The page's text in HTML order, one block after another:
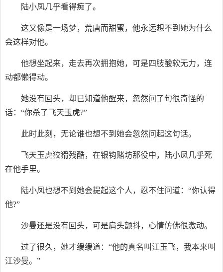
陆小凤几乎看得痴了。
这又像是一场梦，荒唐而甜蜜，他永远想不到她为什么
会这样对他。
他想坐起来，走去再次拥抱她，可是四肢酸软无力，连
动都懒得动。
她没有回头，却已知道他醒来，忽然问了句很奇怪的
话：“你杀了飞天玉虎?”
此时此刻，无论谁也想不到她会忽然问起这句话。
飞天玉虎狡猾残酷，在银钩赌坊那役中，陆小凤几乎死
在他手里。
陆小凤也想不到她会提起这个人，忍不住问道：“你认得
他?”
沙曼还是没有回头，可是肩头颤抖，心情仿佛很激动。
过了很久，她才缓缓道：“他的真名叫江玉飞，我本来叫
江沙曼。”